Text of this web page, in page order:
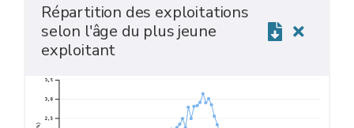
Répartition des exploitations
selon l'âge du plus jeune
exploitant